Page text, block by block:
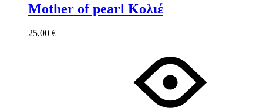
Mother of pearl Κολιέ
25,00 €